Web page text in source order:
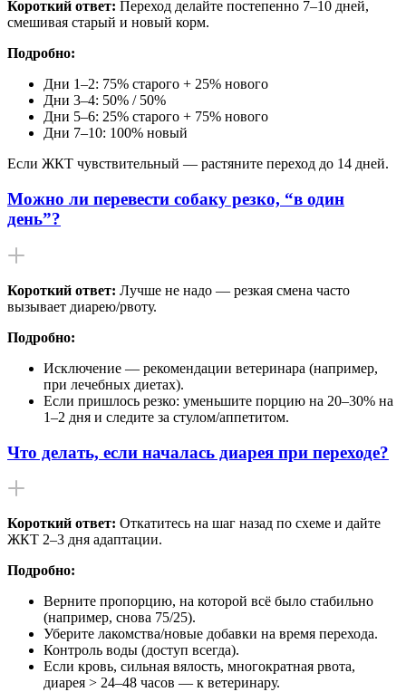
Короткий ответ: Переход делайте постепенно 7–10 дней,
смешивая старый и новый корм.
Подробно:
Дни 1–2: 75% старого + 25% нового
Дни 3–4: 50% / 50%
Дни 5–6: 25% старого + 75% нового
Дни 7–10: 100% новый
Если ЖКТ чувствительный — растяните переход до 14 дней.
Можно ли перевести собаку резко, “в один
день”?
Короткий ответ: Лучше не надо — резкая смена часто
вызывает диарею/рвоту.
Подробно:
Исключение — рекомендации ветеринара (например,
при лечебных диетах).
Если пришлось резко: уменьшите порцию на 20–30% на
1–2 дня и следите за стулом/аппетитом.
Что делать, если началась диарея при переходе?
Короткий ответ: Откатитесь на шаг назад по схеме и дайте
ЖКТ 2–3 дня адаптации.
Подробно:
Верните пропорцию, на которой всё было стабильно
(например, снова 75/25).
Уберите лакомства/новые добавки на время перехода.
Контроль воды (доступ всегда).
Если кровь, сильная вялость, многократная рвота,
диарея > 24–48 часов — к ветеринару.